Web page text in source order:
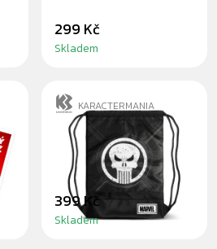
299 Kč
Skladem
KARACTERMANIA
PUNISHER
GYMBAG
399 Kč
Skladem